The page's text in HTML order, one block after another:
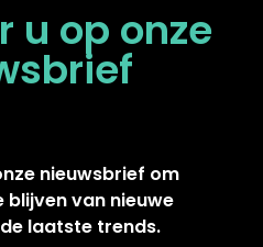
u op onze
nieuwsbrief om
van nieuwe
laatste trends.